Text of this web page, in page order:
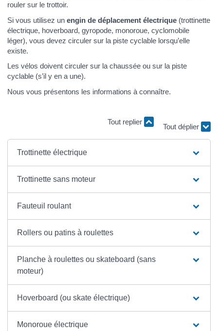
rouler sur le trottoir.
Si vous utilisez un engin de déplacement électrique (trottinette
électrique, hoverboard, gyropode, monoroue, cyclomobile
léger), vous devez circuler sur la piste cyclable lorsqu’elle
existe.
Les vélos doivent circuler sur la chaussée ou sur la piste
cyclable (s’il y en a une).
Nous vous présentons les informations à connaître.
Tout replier Tout déplier
Trottinette électrique
Trottinette sans moteur
Fauteuil roulant
Rollers ou patins à roulettes
Planche à roulettes ou skateboard (sans
moteur)
Hoverboard (ou skate électrique)
Monoroue électrique